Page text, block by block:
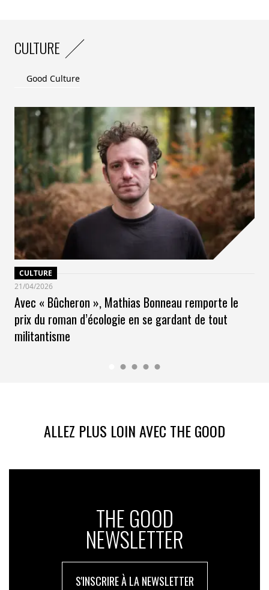
CULTURE
Good Culture
CULTURE
21/04/2026
Avec « Bûcheron », Mathias Bonneau remporte le
prix du roman d’écologie en se gardant de tout
militantisme
ALLEZ PLUS LOIN AVEC THE GOOD
THE GOOD
NEWSLETTER
S'INSCRIRE À LA NEWSLETTER